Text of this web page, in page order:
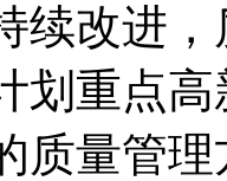
续改进
划重点
质量管